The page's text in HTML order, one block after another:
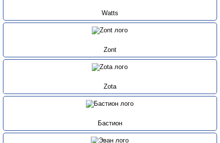
Watts
Zont
Zota
Бастион